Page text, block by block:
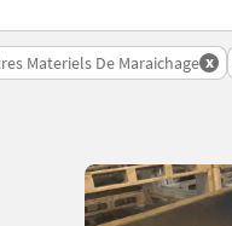
Materiels De Maraichage x